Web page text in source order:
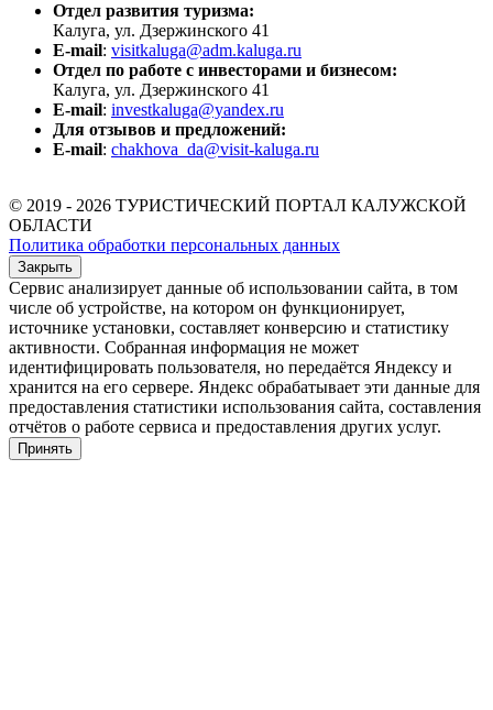
Отдел развития туризма:
Калуга, ул. Дзержинского 41
E-mail: visitkaluga@adm.kaluga.ru
Отдел по работе с инвесторами и бизнесом:
Калуга, ул. Дзержинского 41
E-mail: investkaluga@yandex.ru
Для отзывов и предложений:
E-mail: chakhova_da@visit-kaluga.ru
© 2019 - 2026 ТУРИСТИЧЕСКИЙ ПОРТАЛ КАЛУЖСКОЙ
ОБЛАСТИ
Политика обработки персональных данных
Закрыть
Сервис анализирует данные об использовании сайта, в том
числе об устройстве, на котором он функционирует,
источнике установки, составляет конверсию и статистику
активности. Собранная информация не может
идентифицировать пользователя, но передаётся Яндексу и
хранится на его сервере. Яндекс обрабатывает эти данные для
предоставления статистики использования сайта, составления
отчётов о работе сервиса и предоставления других услуг.
Принять